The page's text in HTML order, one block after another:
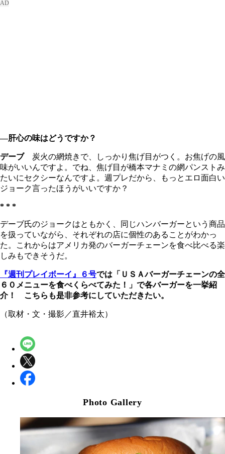
―肝心の味はどうですか？
デーブ 炭火の網焼きで、しっかり焦げ目がつく。お焦げの風
味がいいんですよ。でね、焦げ目が橋本マナミの網パンストみ
たいにセクシーなんですよ。週プレだから、もっとエロ面白い
ジョーク言ったほうがいいですか？
* * *
デーブ氏のジョークはともかく、同じハンバーガーという商品
を扱っていながら、それぞれの店に個性のあることがわかっ
た。これからはアメリカ発のバーガーチェーンを食べ比べる楽
しみもできそうだ。
『週刊プレイボーイ』６号では「ＵＳＡバーガーチェーンの全
６０メニューを食べくらべてみた！」で各バーガーを一挙紹
介！ こちらも是非参考にしていただきたい。
（取材・文・撮影／直井裕太）
Photo Gallery